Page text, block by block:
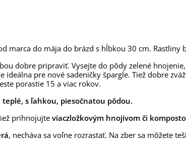
marca do mája do brázd s hĺbkou 30 cm. Rastliny
dobre pripraviť. Vysejte do pôdy zelené
ideálna pre nové sadeničky špargle. Tiež dobre
porastie 15 a viac rokov.
teplé, s ľahkou, piesočnatou pôdou.
prihnojujte viaczložkovým hnojivom či
, necháva sa voľne rozrastať. Na zber sa môžete